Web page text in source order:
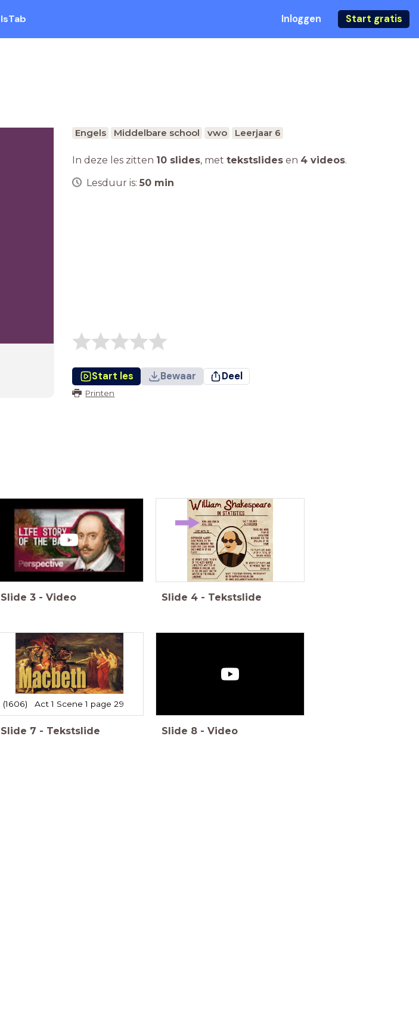
Inloggen Start gratis
Engels Middelbare school vwo Leerjaar 6
In deze les zitten 10 slides, met tekstslides en 4 videos.
Lesduur is: 50 min
Start les Bewaar Deel
Printen
Slide 3 - Video Slide 4 - Tekstslide
(1606) Act 1 Scene 1 page 29
Slide 7 - Tekstslide Slide 8 - Video